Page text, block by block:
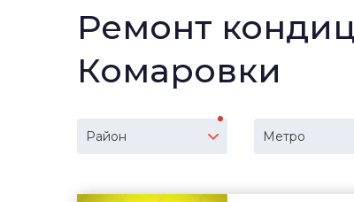
Ремонт
Комаровки
Район Метро